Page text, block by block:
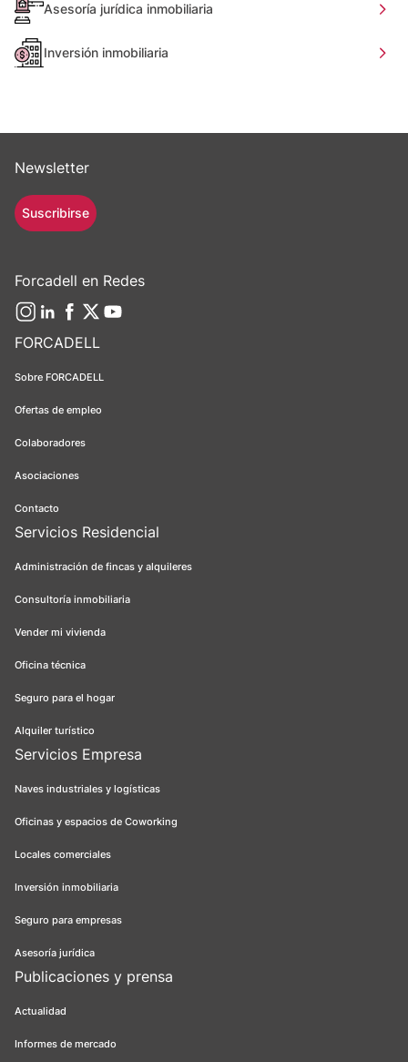
Asesoría jurídica inmobiliaria
Inversión inmobiliaria
FORCADELL
Sobre FORCADELL
Ofertas de empleo
Colaboradores
Asociaciones
Contacto
Servicios Residencial
Administración de fincas y alquileres
Consultoría inmobiliaria
Vender mi vivienda
Oficina técnica
Seguro para el hogar
Alquiler turístico
Servicios Empresa
Naves industriales y logísticas
Oficinas y espacios de Coworking
Locales comerciales
Inversión inmobiliaria
Seguro para empresas
Asesoría jurídica
Publicaciones y prensa
Actualidad
Informes de mercado
Newsletter
Suscribirse
Forcadell en Redes